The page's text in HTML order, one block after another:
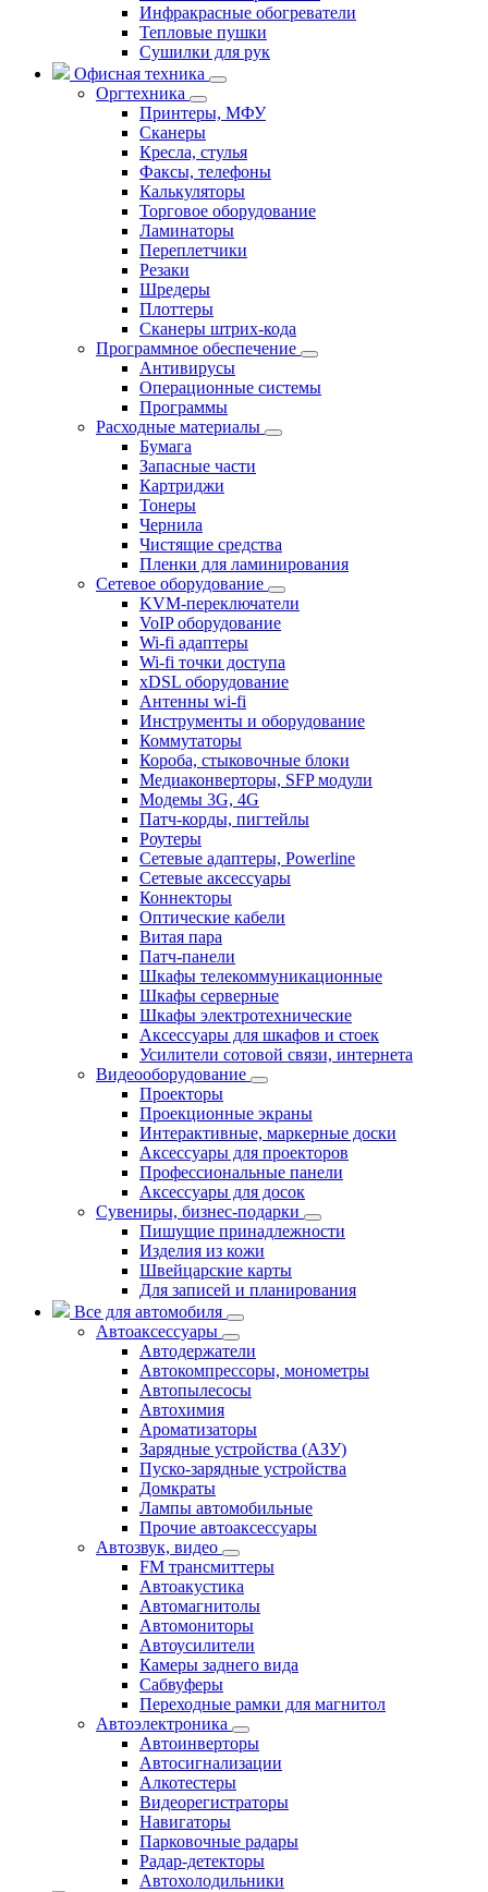
Инфракрасные обогреватели
Тепловые пушки
Сушилки для рук
Офисная техника
Оргтехника
Принтеры, МФУ
Сканеры
Кресла, стулья
Факсы, телефоны
Калькуляторы
Торговое оборудование
Ламинаторы
Переплетчики
Резаки
Шредеры
Плоттеры
Сканеры штрих-кода
Программное обеспечение
Антивирусы
Операционные системы
Программы
Расходные материалы
Бумага
Запасные части
Картриджи
Тонеры
Чернила
Чистящие средства
Пленки для ламинирования
Сетевое оборудование
KVM-переключатели
VoIP оборудование
Wi-fi адаптеры
Wi-fi точки доступа
xDSL оборудование
Антенны wi-fi
Инструменты и оборудование
Коммутаторы
Короба, стыковочные блоки
Медиаконверторы, SFP модули
Модемы 3G, 4G
Патч-корды, пигтейлы
Роутеры
Сетевые адаптеры, Powerline
Сетевые аксессуары
Коннекторы
Оптические кабели
Витая пара
Патч-панели
Шкафы телекоммуникационные
Шкафы серверные
Шкафы электротехнические
Аксессуары для шкафов и стоек
Усилители сотовой связи, интернета
Видеооборудование
Проекторы
Проекционные экраны
Интерактивные, маркерные доски
Аксессуары для проекторов
Профессиональные панели
Аксессуары для досок
Сувениры, бизнес-подарки
Пишущие принадлежности
Изделия из кожи
Швейцарские карты
Для записей и планирования
Все для автомобиля
Автоаксессуары
Автодержатели
Автокомпрессоры, монометры
Автопылесосы
Автохимия
Ароматизаторы
Зарядные устройства (АЗУ)
Пуско-зарядные устройства
Домкраты
Лампы автомобильные
Прочие автоаксессуары
Автозвук, видео
FM трансмиттеры
Автоакустика
Автомагнитолы
Автомониторы
Автоусилители
Камеры заднего вида
Сабвуферы
Переходные рамки для магнитол
Автоэлектроника
Автоинверторы
Автосигнализации
Алкотестеры
Видеорегистраторы
Навигаторы
Парковочные радары
Радар-детекторы
Автохолодильники